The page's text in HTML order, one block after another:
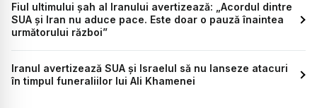
Fiul ultimului șah al Iranului avertizează: „Acordul dintre
SUA și Iran nu aduce pace. Este doar o pauză înaintea
următorului război”
Iranul avertizează SUA și Israelul să nu lanseze atacuri
în timpul funeraliilor lui Ali Khamenei